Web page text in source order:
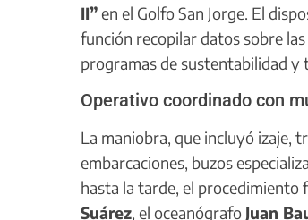
II” en el Golfo San Jorge. El
función recopilar datos sobre
programas de sustentabilidad y
Operativo coordinado con
La maniobra, que incluyó izaje,
embarcaciones, buzos
hasta la tarde, el
Suárez, el oceanógrafo Juan